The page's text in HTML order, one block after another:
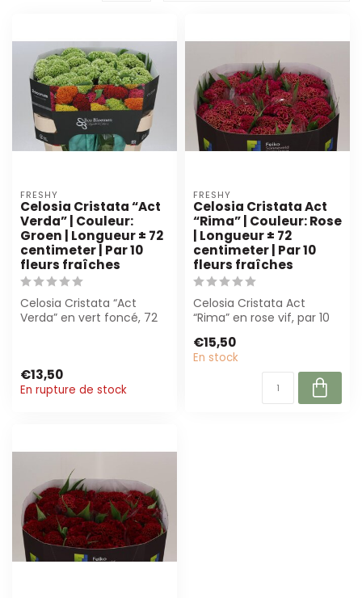
FRESHY
Celosia Cristata “Act
Verda” | Couleur:
Groen | Longueur ± 72
centimeter | Par 10
fleurs fraîches
Celosia Cristata “Act
Verda” en vert foncé, 72
€13,50
En rupture de stock
FRESHY
Celosia Cristata Act
“Rima” | Couleur: Rose
| Longueur ± 72
centimeter | Par 10
fleurs fraîches
Celosia Cristata Act
“Rima” en rose vif, par 10
fleuristes ...
€15,50
En stock